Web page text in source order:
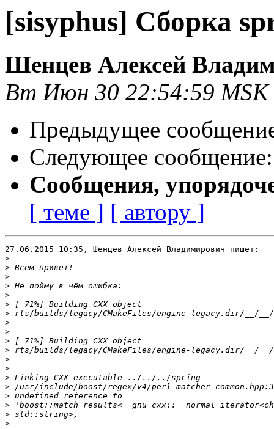
[sisyphus] Сборка
Шенцев Алексей
Вт Июн 30 22:54:59 MSK
Предыдущее
Следующее
Сообщения,
[ теме ] [ автору ]
27.06.2015 10:35, Шенцев Алексей Владимирович пишет:
>
>
>
>
>
>
>
>
>
>
>
>
>
>
>
>
>
>
>